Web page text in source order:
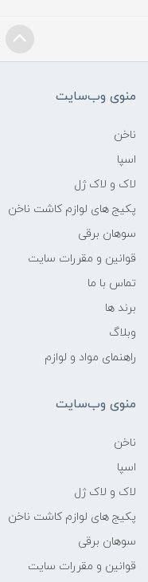
منوی وب‌سایت
ناخن
اسپا
لاک و لاک ژل
پکیج های لوازم کاشت ناخن
سوهان برقی
قوانین و مقررات سایت
تماس با ما
برند ها
وبلاگ
راهنمای مواد و لوازم
منوی وب‌سایت
ناخن
اسپا
لاک و لاک ژل
پکیج های لوازم کاشت ناخن
سوهان برقی
قوانین و مقررات سایت